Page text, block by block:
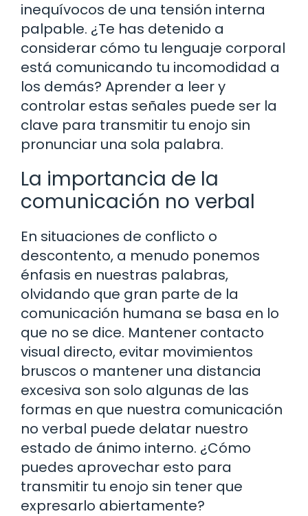
inequívocos de una tensión interna
palpable. ¿Te has detenido a
considerar cómo tu lenguaje corporal
está comunicando tu incomodidad a
los demás? Aprender a leer y
controlar estas señales puede ser la
clave para transmitir tu enojo sin
pronunciar una sola palabra.
La importancia de la
comunicación no verbal
En situaciones de conflicto o
descontento, a menudo ponemos
énfasis en nuestras palabras,
olvidando que gran parte de la
comunicación humana se basa en lo
que no se dice. Mantener contacto
visual directo, evitar movimientos
bruscos o mantener una distancia
excesiva son solo algunas de las
formas en que nuestra comunicación
no verbal puede delatar nuestro
estado de ánimo interno. ¿Cómo
puedes aprovechar esto para
transmitir tu enojo sin tener que
expresarlo abiertamente?